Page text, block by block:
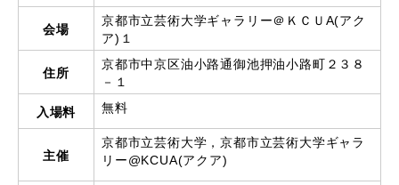
会場
京都市立芸術大学ギャラリー＠ＫＣＵA(アク
ア)１
住所
京都市中京区油小路通御池押油小路町２３８
－１
入場料 無料
主催
京都市立芸術大学，京都市立芸術大学ギャラ
リー@KCUA(アクア)